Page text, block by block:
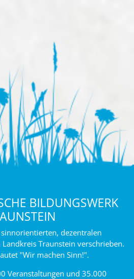
BILDUNGSWERK
dezentralen
Traunstein verschrieben.
"Wir machen Sinn!".
Veranstaltungen und 35.000